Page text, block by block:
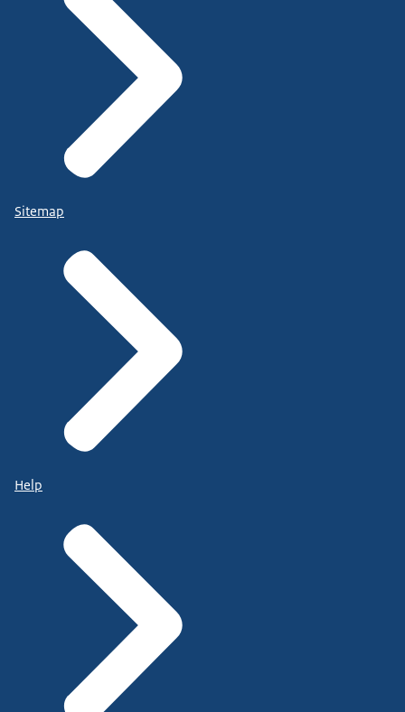
Sitemap
Help